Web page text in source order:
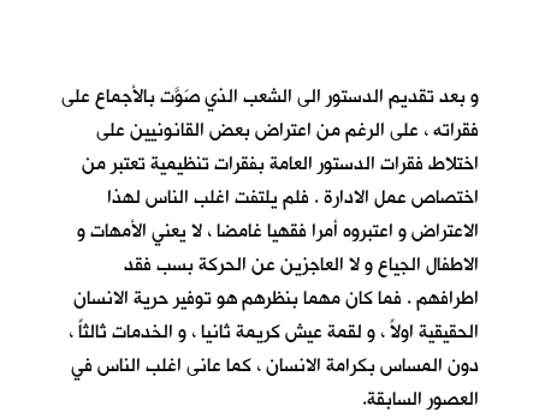
و بعد تقديم الدستور الى الشعب الذي صَوَّت بالأجماع على
فقراته ، على الرغم من اعتراض بعض القانونيين على
اختلاط فقرات الدستور العامة بفقرات تنظيمية تعتبر من
اختصاص عمل الادارة . فلم يلتفت اغلب الناس لهذا
الاعتراض و اعتبروه أمرا فقهيا غامضا ، لا يعني الأمهات و
الاطفال الجياع و لا العاجزين عن الحركة بسب فقد
اطرافهم . فما كان مهما بنظرهم هو توفير حرية الانسان
الحقيقية اولاً ، و لقمة عيش كريمة ثانيا ، و الخدمات ثالثاً ،
دون المساس بكرامة الانسان ، كما عانى اغلب الناس في
العصور السابقة.